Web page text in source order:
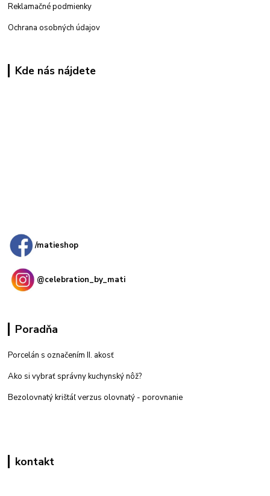
Reklamačné podmienky
Ochrana osobných údajov
Kde nás nájdete
/matieshop
@celebration_by_mati
Poradňa
Porcelán s označením II. akosť
Ako si vybrať správny kuchynský nôž?
Bezolovnatý krištáľ verzus olovnatý - porovnanie
kontakt